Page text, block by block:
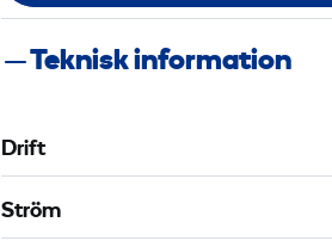
Teknisk information
Drift
Ström